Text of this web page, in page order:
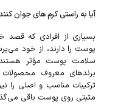
آیا به راستی کرم‌ های جوان
بسیاری از افرادی که قصد
پوست را دارند، از خود
سلامت پوست مؤثر
برند‌های معروف
ترکیبات مناسب و اصلی را
مثبتی روی پوست باقی